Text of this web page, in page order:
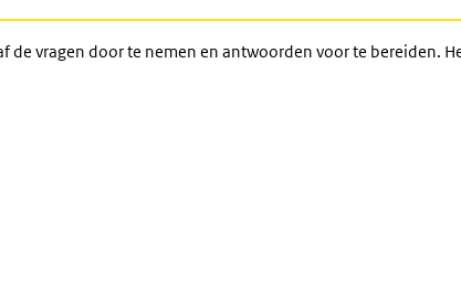
de vragen door te nemen en antwoorden voor te bereiden.